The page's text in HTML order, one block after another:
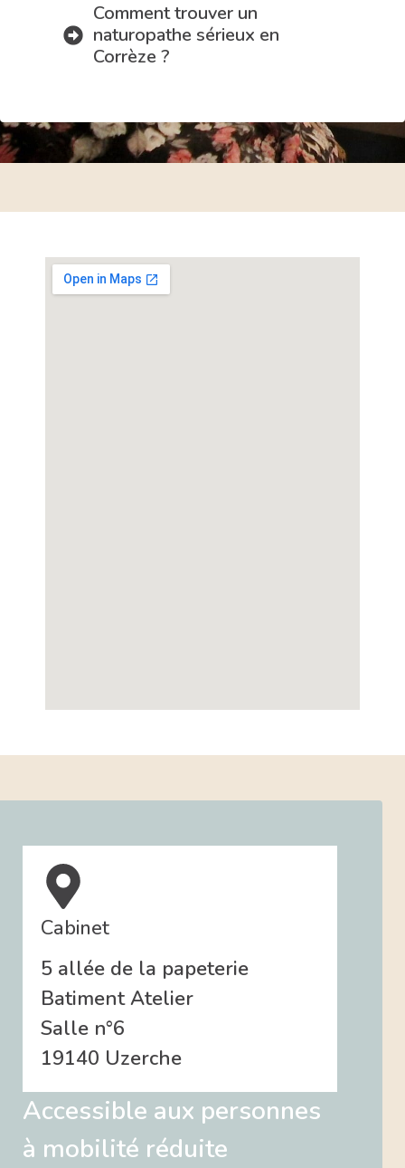
Comment trouver un
naturopathe sérieux en
Corrèze ?
Cabinet
5 allée de la papeterie
Batiment Atelier
Salle n°6
19140 Uzerche
Accessible aux personnes
à mobilité réduite